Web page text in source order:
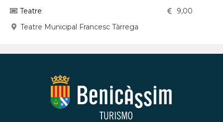
Teatre
9,00
Teatre Municipal Francesc Tàrrega